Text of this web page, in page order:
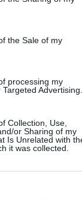
Google and its
specified purposes
the Sale of my
processing my
Advertising.
Collection, Use,
or Sharing of my
Is Unrelated with
it was collected.
ami meg is
elégedetlenség.
elégedett a
figyelem és
ami a
itt pedig most
Iparagákat
megélhetési
kormány hibája,